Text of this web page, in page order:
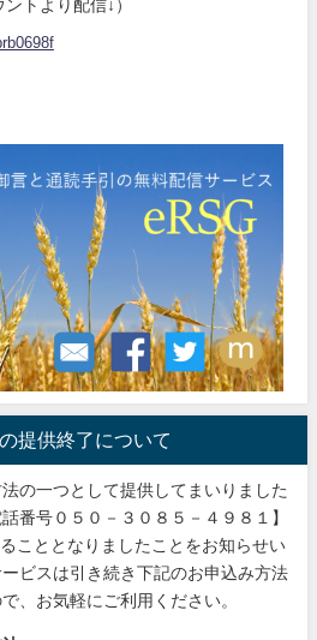
トより配信↓）
提供終了について
の一つとして提供してまいりました
番号０５０－３０８５－４９８１】
こととなりましたことをお知らせい
ビスは引き続き下記のお申込み方法
、お気軽にご利用ください。